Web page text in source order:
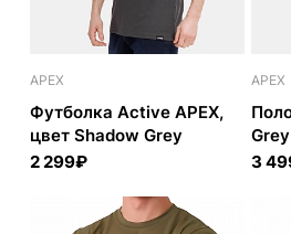
APEX
Футболка Active APEX,
цвет Shadow Grey
2 299₽
APEX
3